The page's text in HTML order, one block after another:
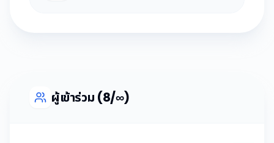
ผู้เข้าร่วม (8/∞)